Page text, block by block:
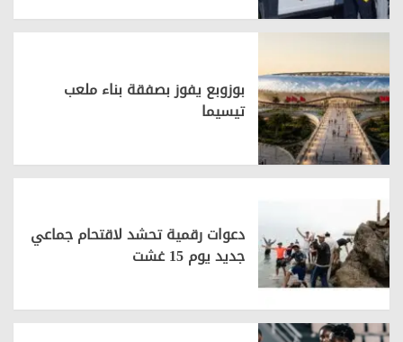
بوزوبع يفوز بصفقة بناء ملعب
تيسيما
دعوات رقمية تحشد لاقتحام جماعي
جديد يوم 15 غشت